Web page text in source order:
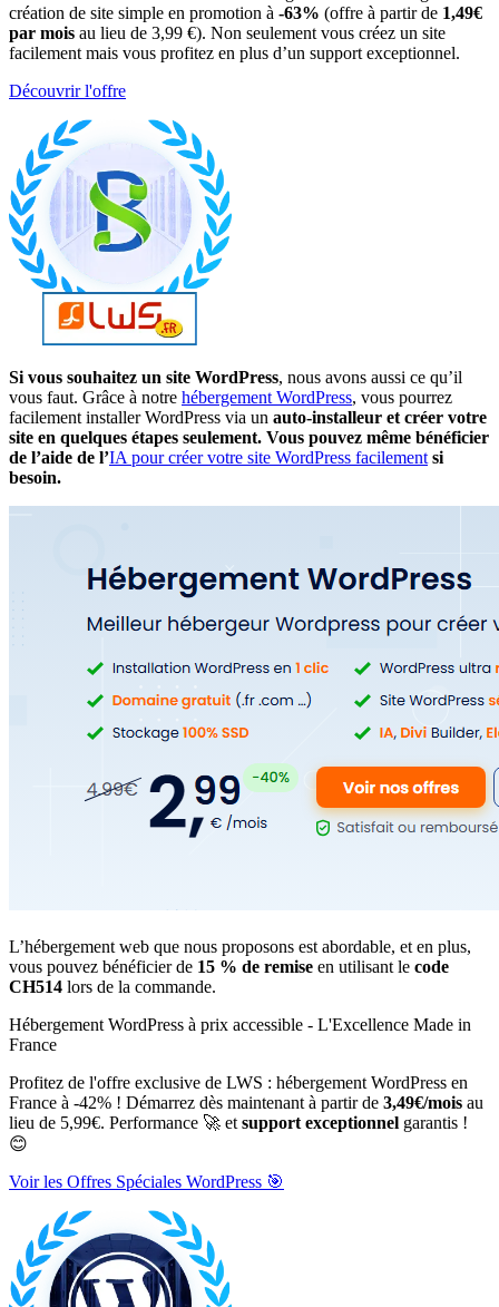
création de site simple en promotion à -63% (offre à partir de 1,49€
par mois au lieu de 3,99 €). Non seulement vous créez un site
facilement mais vous profitez en plus d’un support exceptionnel.
Découvrir l'offre
Si vous souhaitez un site WordPress, nous avons aussi ce qu’il
vous faut. Grâce à notre hébergement WordPress, vous pourrez
facilement installer WordPress via un auto-installeur et créer votre
site en quelques étapes seulement. Vous pouvez même bénéficier
de l’aide de l’IA pour créer votre site WordPress facilement si
besoin.
L’hébergement web que nous proposons est abordable, et en plus,
vous pouvez bénéficier de 15 % de remise en utilisant le code
CH514 lors de la commande.
Hébergement WordPress à prix accessible - L'Excellence Made in
France
Profitez de l'offre exclusive de LWS : hébergement WordPress en
France à -42% ! Démarrez dès maintenant à partir de 3,49€/mois au
lieu de 5,99€. Performance 🚀 et support exceptionnel garantis !
😊
Voir les Offres Spéciales WordPress 🎯